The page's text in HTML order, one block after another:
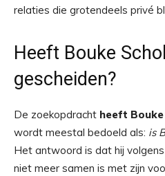
relaties die grotendeels privé
Heeft Bouke
gescheiden?
De zoekopdracht heeft
wordt meestal bedoeld als: is
Het antwoord is dat hij
niet meer samen is met zijn